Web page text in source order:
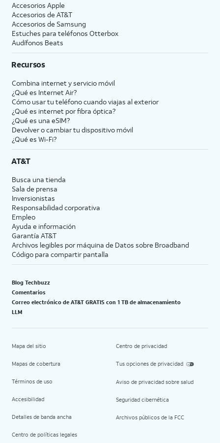
Accesorios Apple
Accesorios de AT&T
Accesorios de Samsung
Estuches para teléfonos Otterbox
Audífonos Beats
Recursos
Combina internet y servicio móvil
¿Qué es Internet Air?
Cómo usar tu teléfono cuando viajas al exterior
¿Qué es internet por fibra óptica?
¿Qué es una eSIM?
Devolver o cambiar tu dispositivo móvil
¿Qué es Wi-Fi?
AT&T
Busca una tienda
Sala de prensa
Inversionistas
Responsabilidad corporativa
Empleo
Ayuda e información
Garantía AT&T
Archivos legibles por máquina de Datos sobre Broadband
Código para compartir pantalla
Blog Techbuzz
Comentarios
Correo electrónico de AT&T GRATIS con 1 TB de almacenamiento
LLM
Mapa del sitio
Mapas de cobertura
Términos de uso
Accesibilidad
Detalles de banda ancha
Centro de políticas legales
Centro de privacidad
Tus opciones de privacidad
Aviso de privacidad sobre salud
Seguridad cibernética
Archivos públicos de la FCC